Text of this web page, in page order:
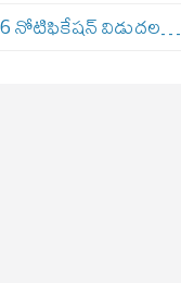
నోటిఫికేషన్ విడుదల…